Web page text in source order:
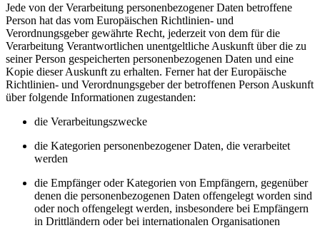
Jede von der Verarbeitung personenbezogener Daten betroffene
Person hat das vom Europäischen Richtlinien- und
Verordnungsgeber gewährte Recht, jederzeit von dem für die
Verarbeitung Verantwortlichen unentgeltliche Auskunft über die zu
seiner Person gespeicherten personenbezogenen Daten und eine
Kopie dieser Auskunft zu erhalten. Ferner hat der Europäische
Richtlinien- und Verordnungsgeber der betroffenen Person Auskunft
über folgende Informationen zugestanden:
die Verarbeitungszwecke
die Kategorien personenbezogener Daten, die verarbeitet
werden
die Empfänger oder Kategorien von Empfängern, gegenüber
denen die personenbezogenen Daten offengelegt worden sind
oder noch offengelegt werden, insbesondere bei Empfängern
in Drittländern oder bei internationalen Organisationen